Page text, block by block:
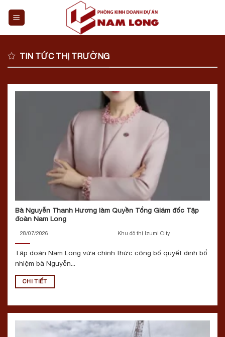
TIN TỨC THỊ TRƯỜNG
Bà Nguyễn Thanh Hương làm Quyền Tổng Giám đốc Tập
đoàn Nam Long
28/07/2026 Khu đô thị Izumi City
Tập đoàn Nam Long vừa chính thức công bố quyết định bổ
nhiệm bà Nguyễn...
CHI TIẾT